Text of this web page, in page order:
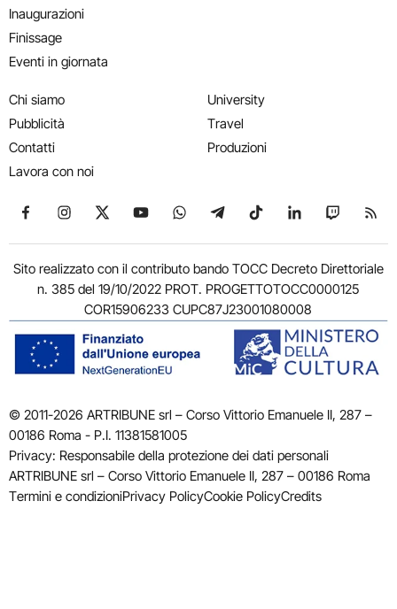
Inaugurazioni
Finissage
Eventi in giornata
Chi siamo
Pubblicità
Contatti
Lavora con noi
University
Travel
Produzioni
Seguici su Facebook
Seguici su Instagram
Seguici su X
Seguici su YouTube
Seguici su WhatsApp
Seguici su Telegram
Seguici su TikTok
Seguici su
Seguici
Sito realizzato con il contributo bando TOCC Decreto Direttoriale
n. 385 del 19/10/2022 PROT. PROGETTOTOCC0000125
COR15906233 CUPC87J23001080008
© 2011-2026 ARTRIBUNE srl – Corso Vittorio Emanuele II, 287 –
00186 Roma - P.I. 11381581005
Privacy: Responsabile della protezione dei dati personali
ARTRIBUNE srl – Corso Vittorio Emanuele II, 287 – 00186 Roma
Termini e condizioniPrivacy PolicyCookie PolicyCredits